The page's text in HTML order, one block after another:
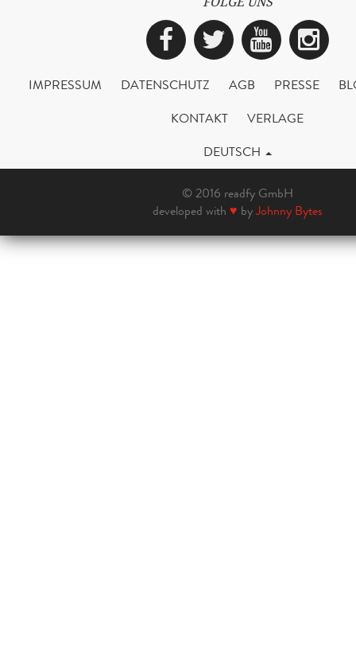
Facebook
Twitter
IMPRESSUM DATENSCHUTZ AGB PRESSE
KONTAKT
VERLAGE
DEUTSCH
© 2016 readfy GmbH
developed with ♥ byJohnny Bytes